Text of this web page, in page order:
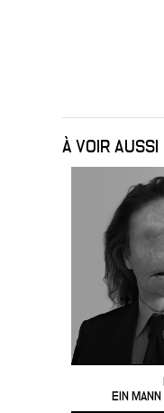
À VOIR AUSSI
EIN